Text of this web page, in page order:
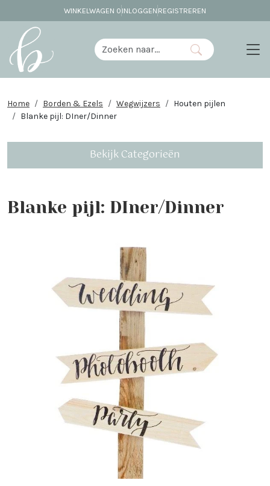
WINKELWAGEN 0 INLOGGEN REGISTREREN
Home Borden & Ezels Wegwijzers
Houten pijlen
Blanke pijl: DIner/Dinner
Bekijk Categorieën
Blanke pijl: DIner/Dinner